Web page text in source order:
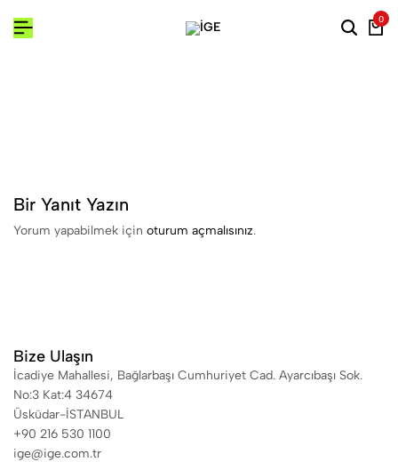
0
Bir Yanıt Yazın
Yorum yapabilmek için oturum açmalısınız.
Bize Ulaşın
İcadiye Mahallesi, Bağlarbaşı Cumhuriyet Cad. Ayarcıbaşı Sok.
No:3 Kat:4 34674
Üsküdar-İSTANBUL
+90 216 530 1100
ige@ige.com.tr